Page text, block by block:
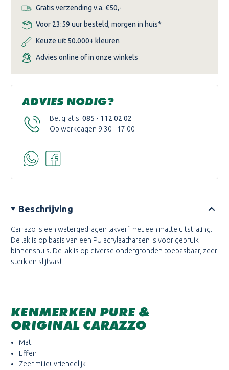
Gratis verzending v.a. €50,-
Voor 23:59 uur besteld, morgen in huis*
Keuze uit 50.000+ kleuren
Advies online of in onze winkels
ADVIES NODIG?
Bel gratis: 085 - 112 02 02
Op werkdagen 9:30 - 17:00
Beschrijving
Carrazo is een watergedragen lakverf met een matte uitstraling.
De lak is op basis van een PU acrylaatharsen is voor gebruik
binnenshuis. De lak is op diverse ondergronden toepasbaar, zeer
sterk en slijtvast.
KENMERKEN PURE &
ORIGINAL CARAZZO
Mat
Effen
Zeer milieuvriendelijk